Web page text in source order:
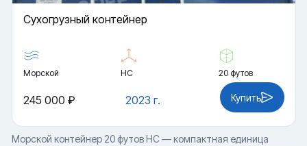
Cухогрузный контейнер
Морской HC 20 футов
2023 г.
245 000 ₽ Купить
Морской контейнер 20 футов HC — компактная единица